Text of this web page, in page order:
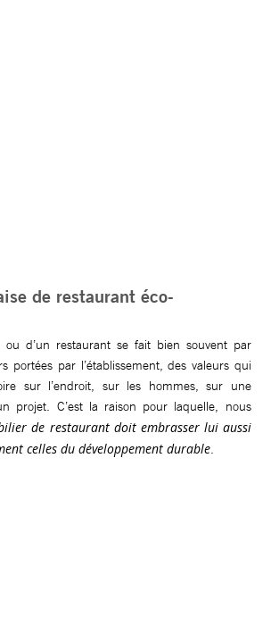
de restaurant éco-
ou d’un restaurant se fait bien souvent par
portées par l’établissement, des valeurs qui
sur l’endroit, sur les hommes, sur une
projet. C’est la raison pour laquelle, nous
de restaurant doit embrasser lui aussi
celles du développement durable.